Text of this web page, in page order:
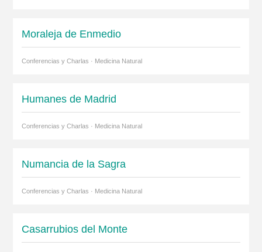
Moraleja de Enmedio
Conferencias y Charlas · Medicina Natural
Humanes de Madrid
Conferencias y Charlas · Medicina Natural
Numancia de la Sagra
Conferencias y Charlas · Medicina Natural
Casarrubios del Monte